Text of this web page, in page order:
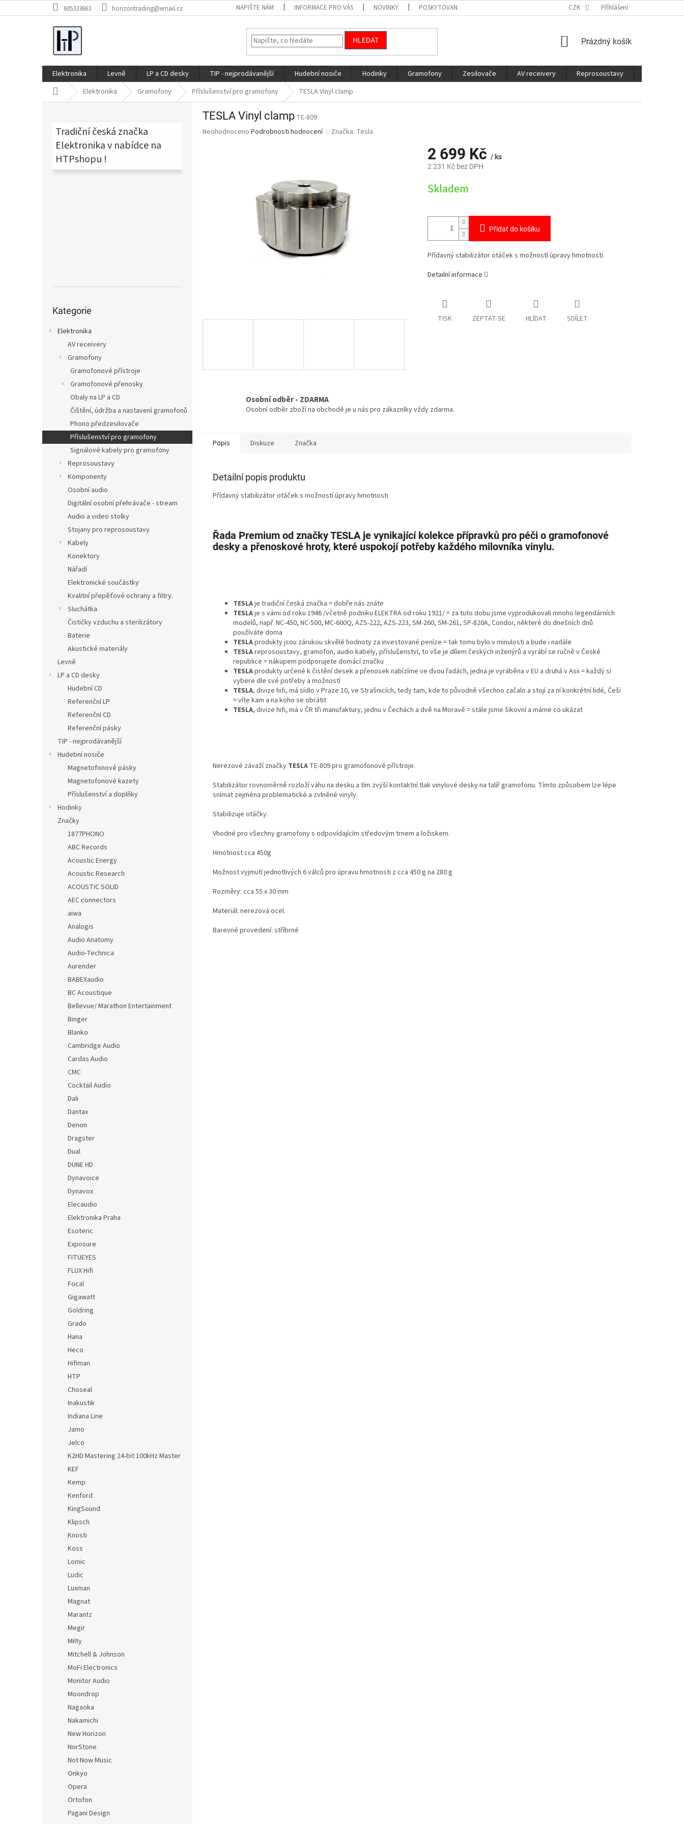
na
605333663 horizontrading@email.cz NAPIŠTE NÁM INFORMACE PRO VÁS NOVINKY POSKYTOVANÉ SLUŽBY CZK Přihlášení
HLEDAT
NÁKUPNÍ
Prázdný košík
Elektronika Levně LP a CD desky TIP - nejprodávanější Hudební nosiče Hodinky Gramofony Zesilovače AV receivery Reprosoustavy
Domů Elektronika Gramofony Příslušenství pro gramofony TESLA Vinyl clamp
Tradiční česká značka
Elektronika v nabídce na
HTPshopu !
kategorie
Kategorie
Elektronika
AV receivery
Gramofony
Gramofonové přístroje
Gramofonové přenosky
Obaly na LP a CD
Čištění, údržba a nastavení gramofonů
Phono předzesilovače
Příslušenství pro gramofony
Signálové kabely pro gramofony
Reprosoustavy
Komponenty
Osobní audio
Digitální osobní přehrávače - stream
Audio a video stolky
Stojany pro reprosoustavy
Kabely
Konektory
Nářadí
Elektronické součástky
Kvalitní přepěťové ochrany a filtry.
Sluchátka
Čističky vzduchu a sterilizátory
Baterie
Akustické materiály
Levně
LP a CD desky
Hudební CD
Referenční LP
Referenční CD
Referenční pásky
TIP - nejprodávanější
Hudební nosiče
Magnetofonové pásky
Magnetofonové kazety
Příslušenství a doplňky
Hodinky
Značky
1877PHONO
ABC Records
Acoustic Energy
Acoustic Research
ACOUSTIC SOLID
AEC connectors
aiwa
Analogis
Audio Anatomy
Audio-Technica
Aurender
BABEXaudio
BC Acoustique
Bellevue/ Marathon Entertainment
Binger
Blanko
Cambridge Audio
Cardas Audio
CMC
Cocktail Audio
Dali
Dantax
Denon
Dragster
Dual
DUNE HD
Dynavoice
Dynavox
Elecaudio
Elektronika Praha
Esoteric
Exposure
FITUEYES
FLUX Hifi
Focal
Gigawatt
Goldring
Grado
Hana
Heco
Hifiman
HTP
Choseal
Inakustik
Indiana Line
Jamo
Jelco
K2HD Mastering 24-bit 100kHz Master
KEF
Kemp
Kenford
KingSound
Klipsch
Knosti
Koss
Lomic
Ludic
Luxman
Magnat
Marantz
Megir
Milty
Mitchell & Johnson
MoFi Electronics
Monitor Audio
Moondrop
Nagaoka
Nakamichi
New Horizon
NorStone
Not Now Music
Onkyo
Opera
Ortofon
Pagani Design
TESLA Vinyl clamp TE-809
Průměrné
Neohodnoceno Podrobnosti hodnocení Značka: Tesla
2 699 Kč / ks
2 231 Kč bez DPH
cena:
Skladem
Přidat do košíku
Přídavný stabilizátor otáček s možností úpravy hmotnosti
Detailní informace
TISK ZEPTAT SE HLÍDAT SDÍLET
Osobní odběr - ZDARMA
Osobní odběr zboží na obchodě je u nás pro zákazníky vždy zdarma.
Popis Diskuze Značka
Detailní popis produktu
Přídavný stabilizátor otáček s možností úpravy hmotnosti
Řada Premium od značky TESLA je vynikající kolekce přípravků pro péči o gramofonové
desky a přenoskové hroty, které uspokojí potřeby každého milovníka vinylu.
TESLAje tradiční česká značka = dobře nás znáte
TESLAje s vámi od roku 1946 /včetně podniku ELEKTRA od roku 1921/ = za tuto dobu jsme vyprodukovali mnoho legendárních
modelů, např. NC-450, NC-500, MC-600Q, AZS-222, AZS-223, SM-260, SM-261, SP-820A, Condor, některé do dnešních dnů
používáte doma
TESLAprodukty jsou zárukou skvělé hodnoty za investované peníze = tak tomu bylo v minulosti a bude i nadále
TESLAreprosoustavy, gramofon, audio kabely, příslušenství, to vše je dílem českých inženýrů a vyrábí se ručně v České
republice = nákupem podporujete domácí značku
TESLAprodukty určené k čistění desek a přenosek nabízíme ve dvou řadách, jedna je vyráběna v EU a druhá v Asii = každý si
vybere dle své potřeby a možností
TESLA, divize hifi, má sídlo v Praze 10, ve Strašnicích, tedy tam, kde to původně všechno začalo a stojí za ní konkrétní lidé, Češi
= víte kam a na koho se obrátit
TESLA, divize hifi, má v ČR tři manufaktury, jednu v Čechách a dvě na Moravě = stále jsme šikovní a máme co ukázat
Nerezové závaží značky TESLA TE-809 pro gramofonové přístroje.
Stabilizátor rovnoměrně rozloží váhu na desku a tím zvýší kontaktní tlak vinylové desky na talíř gramofonu. Tímto způsobem lze lépe
snímat zejména problematické a zvlněné vinyly.
Stabilizuje otáčky.
Vhodné pro všechny gramofony s odpovídajícím středovým trnem a ložiskem.
Hmotnost cca 450g
Možnost vyjmutí jednotlivých 6 válců pro úpravu hmotnosti z cca 450 g na 280 g
Rozměry: cca 55 x 30 mm
Materiál: nerezová ocel.
Barevné provedení: stříbrné